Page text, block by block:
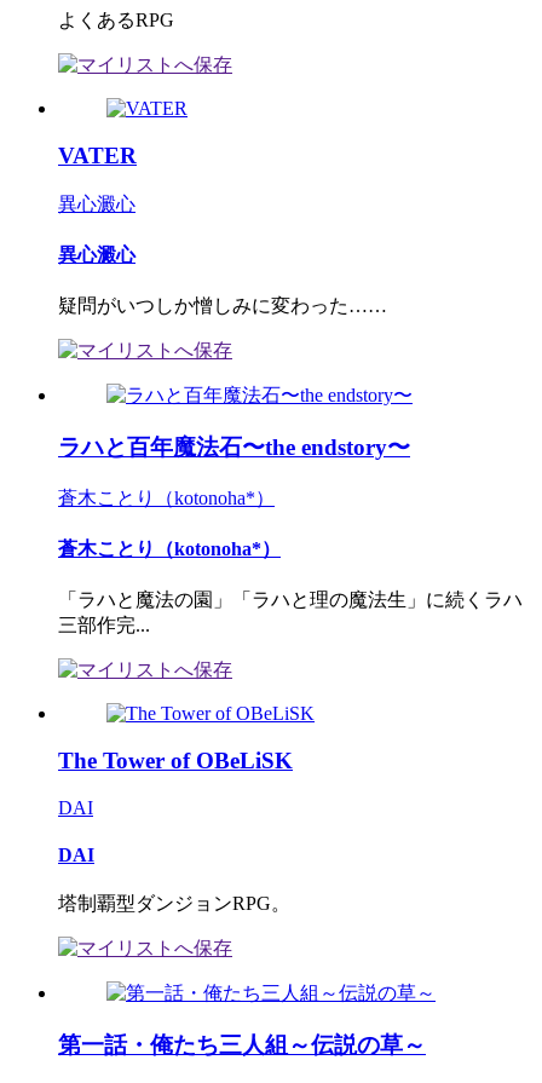
よくあるRPG
VATER
異心澱心
異心澱心
疑問がいつしか憎しみに変わった……
ラハと百年魔法石〜the endstory〜
蒼木ことり（kotonoha*）
蒼木ことり（kotonoha*）
「ラハと魔法の園」「ラハと理の魔法生」に続くラハ
三部作完...
The Tower of OBeLiSK
DAI
DAI
塔制覇型ダンジョンRPG。
第一話・俺たち三人組～伝説の草～